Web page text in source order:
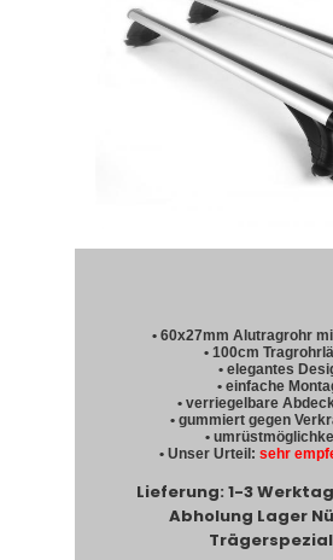
• 60x27mm Alutragrohr
• 100cm
• elegantes
• einfache
• verriegelbare
• gummiert gegen
•
• Unser Urteil: sehr
Lieferung: 1-3
Abholung Lager